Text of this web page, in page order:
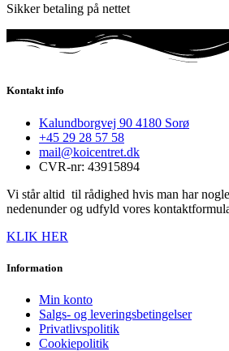
Sikker betaling på nettet
Kontakt info
Kalundborgvej 90 4180 Sorø
+45 29 28 57 58
mail@koicentret.dk
CVR-nr: 43915894
Vi står altid til rådighed hvis man har
nedenunder og udfyld vores
KLIK HER
Information
Min konto
Salgs- og leveringsbetingelser
Privatlivspolitik
Cookiepolitik